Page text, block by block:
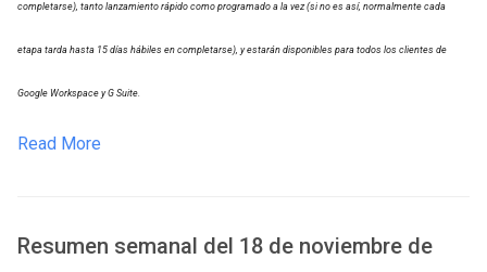
completarse), tanto lanzamiento rápido como programado a la vez (si no es así, normalmente cada
etapa tarda hasta 15 días hábiles en completarse), y estarán disponibles para todos los clientes de
Google Workspace y G Suite.
Read More
Resumen semanal del 18 de noviembre de